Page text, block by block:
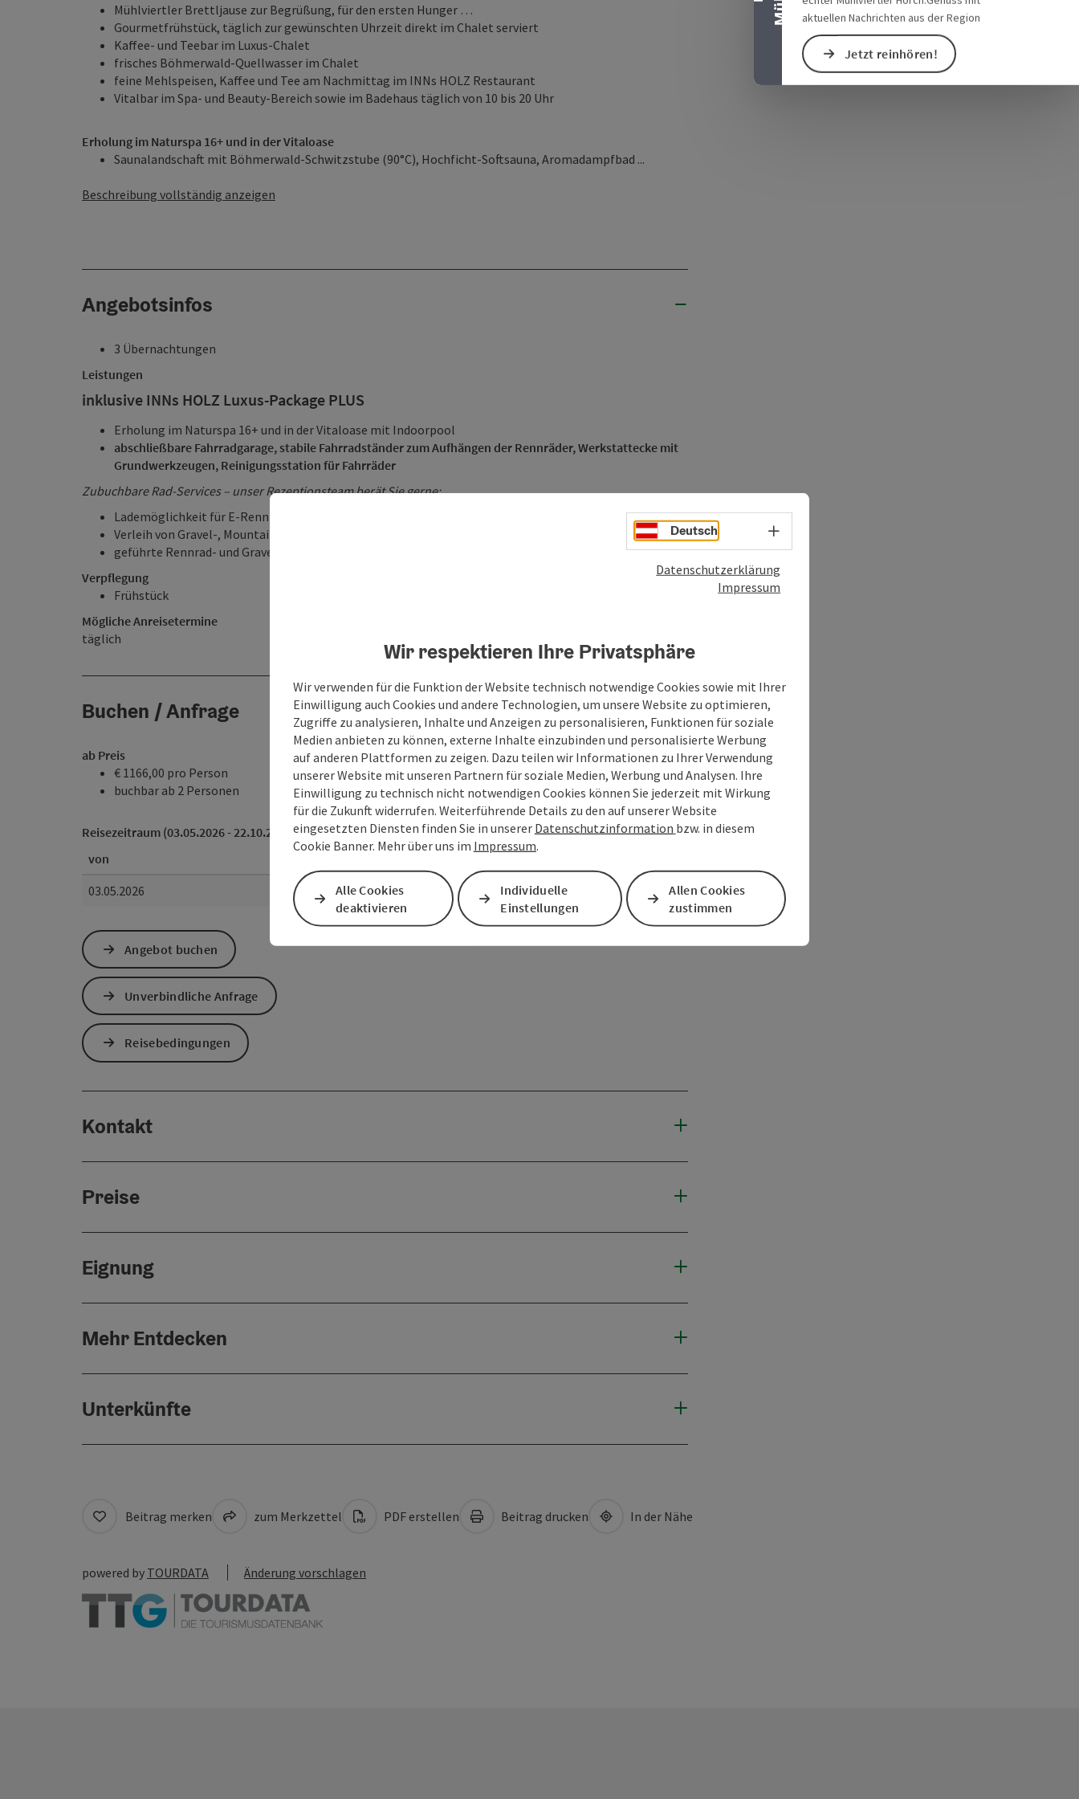
aktuellen Nachrichten aus der Region
Jetzt reinhören!
Mühlviertler Brettljause zur Begrüßung, für den ersten Hunger …
Gourmetfrühstück, täglich zur gewünschten Uhrzeit direkt im Chalet serviert
Kaffee- und Teebar im Luxus-Chalet
frisches Böhmerwald-Quellwasser im Chalet
feine Mehlspeisen, Kaffee und Tee am Nachmittag im INNs HOLZ Restaurant
Vitalbar im Spa- und Beauty-Bereich sowie im Badehaus täglich von 10 bis 20 Uhr
Erholung im Naturspa 16+ und in der Vitaloase
Saunalandschaft mit Böhmerwald-Schwitzstube (90°C), Hochficht-Softsauna, Aromadampfbad ...
Beschreibung vollständig anzeigen
Angebotsinfos
3 Übernachtungen
Leistungen
inklusive INNs HOLZ Luxus-Package PLUS
Erholung im Naturspa 16+ und in der Vitaloase mit Indoorpool
abschließbare Fahrradgarage, stabile Fahrradständer zum Aufhängen der Rennräder, Werkstattecke mit
Grundwerkzeugen, Reinigungsstation für Fahrräder
Zubuchbare Rad-Services – unser Rezeptionsteam berät Sie gerne:
Lademöglichkeit für E-Rennräder und Gravel-E-Bikes
Verleih von Gravel-, Mountain- und E-Mountainbikes
geführte Rennrad- und Gravelbike-Touren sowie Themen-Touren
Verpflegung
Frühstück
Mögliche Anreisetermine
täglich
Buchen / Anfrage
ab Preis
€ 1166,00 pro Person
buchbar ab 2 Personen
Reisezeitraum (03.05.2026 - 22.10.2026)
von
03.05.2026
22.10.2026
Angebot buchen
Unverbindliche Anfrage
Reisebedingungen
Kontakt
Preise
Eignung
Mehr Entdecken
Unterkünfte
Beitrag merken zum Merkzettel PDF erstellen Beitrag drucken In der Nähe
powered by TOURDATA Änderung vorschlagen
Deutsch Sprachwahl - Menü öffnen
Datenschutzerklärung
Impressum
Wir respektieren Ihre Privatsphäre
Wir verwenden für die Funktion der Website technisch notwendige Cookies sowie mit Ihrer
Einwilligung auch Cookies und andere Technologien, um unsere Website zu optimieren,
Zugriffe zu analysieren, Inhalte und Anzeigen zu personalisieren, Funktionen für soziale
Medien anbieten zu können, externe Inhalte einzubinden und personalisierte Werbung
auf anderen Plattformen zu zeigen. Dazu teilen wir Informationen zu Ihrer Verwendung
unserer Website mit unseren Partnern für soziale Medien, Werbung und Analysen. Ihre
Einwilligung zu technisch nicht notwendigen Cookies können Sie jederzeit mit Wirkung
für die Zukunft widerrufen. Weiterführende Details zu den auf unserer Website
eingesetzten Diensten finden Sie in unserer Datenschutzinformation bzw. in diesem
Cookie Banner. Mehr über uns im Impressum.
Alle Cookies
deaktivieren
Individuelle
Einstellungen
Allen Cookies
zustimmen